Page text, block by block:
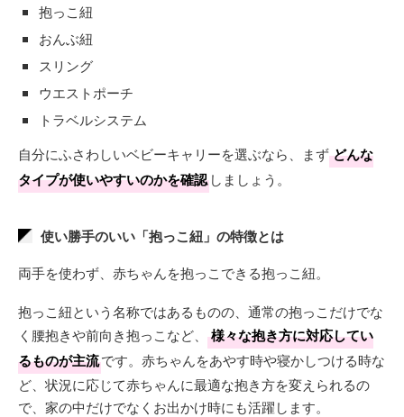
抱っこ紐
おんぶ紐
スリング
ウエストポーチ
トラベルシステム
自分にふさわしいベビーキャリーを選ぶなら、まずどんな
タイプが使いやすいのかを確認 しましょう。
使い勝手のいい「抱っこ紐」の特徴とは
両手を使わず、赤ちゃんを抱っこできる抱っこ紐。
抱っこ紐という名称ではあるものの、通常の抱っこだけでな
く腰抱きや前向き抱っこなど、
様々な抱き方に対応してい
るものが主流です。赤ちゃんをあやす時や寝かしつける時な
ど、状況に応じて赤ちゃんに最適な抱き方を変えられるの
で、家の中だけでなくお出かけ時にも活躍します。